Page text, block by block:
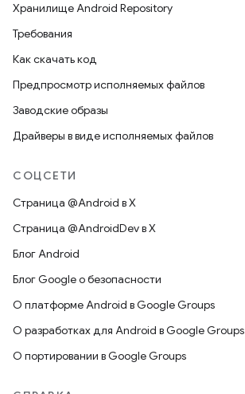
Хранилище Android Repository
Требования
Как скачать код
Предпросмотр исполняемых файлов
Заводские образы
Драйверы в виде исполняемых файлов
СОЦСЕТИ
Страница @Android в X
Страница @AndroidDev в X
Блог Android
Блог Google о безопасности
О платформе Android в Google Groups
О разработках для Android в Google Groups
О портировании в Google Groups